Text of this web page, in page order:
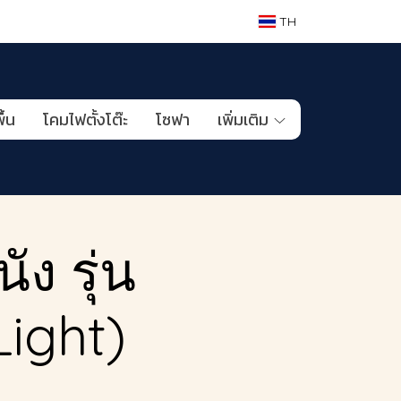
TH
น โคมไฟตั้งโต๊ะ โซฟา เพิ่มเติม
ง รุ่น